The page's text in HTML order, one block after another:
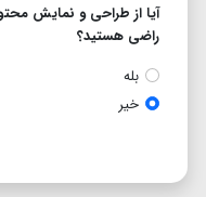
آیا از طراحی و نمایش
راضی هستید؟
بله
خیر